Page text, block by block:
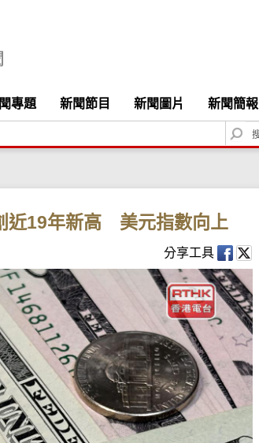
專題 新聞節目 新聞圖片 新聞簡報
S
e
c
近19年新高 美元指數向上
分享工具